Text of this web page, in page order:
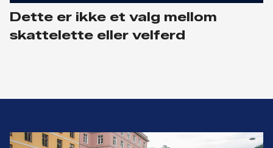
Dette er ikke et valg mellom
skattelette eller velferd